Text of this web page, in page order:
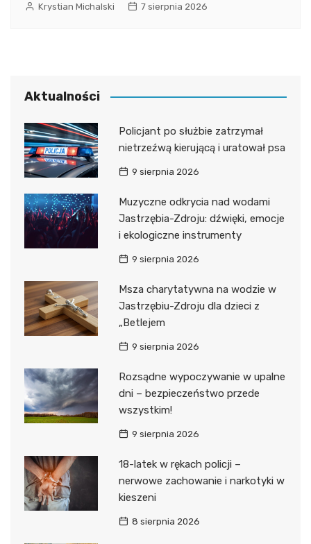
Krystian Michalski 7 sierpnia 2026
Aktualności
Policjant po służbie zatrzymał
nietrzeźwą kierującą i uratował psa
9 sierpnia 2026
Muzyczne odkrycia nad wodami
Jastrzębia-Zdroju: dźwięki, emocje
i ekologiczne instrumenty
9 sierpnia 2026
Msza charytatywna na wodzie w
Jastrzębiu-Zdroju dla dzieci z
„Betlejem
9 sierpnia 2026
Rozsądne wypoczywanie w upalne
dni – bezpieczeństwo przede
wszystkim!
9 sierpnia 2026
18-latek w rękach policji –
nerwowe zachowanie i narkotyki w
kieszeni
8 sierpnia 2026